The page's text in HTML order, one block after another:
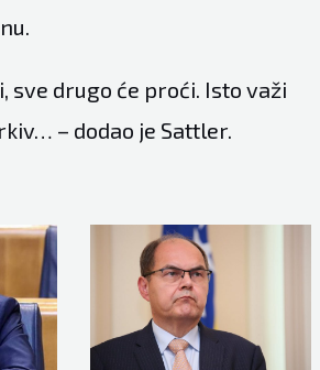
sve drugo će proći. Isto važi
– dodao je Sattler.